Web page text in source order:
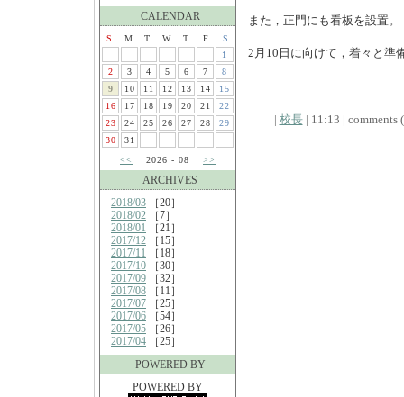
CALENDAR
S M T W T F
S
1
2
3 4 5 6 7
8
9
10 11 12 13 14
15
16
17 18 19 20 21
22
23
24 25 26 27 28
29
30
31
<<
2026 - 08 >>
ARCHIVES
2018/03 ［20］
2018/02 ［7］
2018/01 ［21］
2017/12 ［15］
2017/11 ［18］
2017/10 ［30］
2017/09 ［32］
2017/08 ［11］
2017/07 ［25］
2017/06 ［54］
2017/05 ［26］
2017/04 ［25］
POWERED BY
POWERED BY
また，正門にも看板を設置。
2月10日に向けて，着々と準
| 校長| 11:13 | comments